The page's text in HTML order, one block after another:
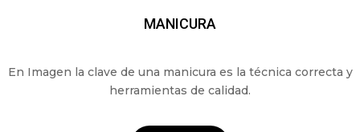
MANICURA
En Imagen la clave de una manicura es la técnica correcta y
herramientas de calidad.